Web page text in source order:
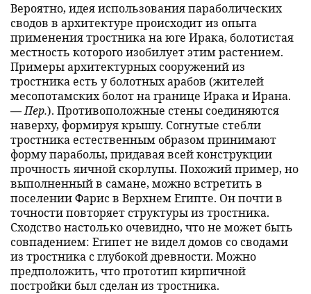
Вероятно, идея использования параболических
сводов в архитектуре происходит из опыта
применения тростника на юге Ирака, болотистая
местность которого изобилует этим растением.
Примеры архитектурных сооружений из
тростника есть у болотных арабов (жителей
месопотамских болот на границе Ирака и Ирана.
— Пер.). Противоположные стены соединяются
наверху, формируя крышу. Согнутые стебли
тростника естественным образом принимают
форму параболы, придавая всей конструкции
прочность яичной скорлупы. Похожий пример, но
выполненный в самане, можно встретить в
поселении Фарис в Верхнем Египте. Он почти в
точности повторяет структуры из тростника.
Сходство настолько очевидно, что не может быть
совпадением: Египет не видел домов со сводами
из тростника с глубокой древности. Можно
предположить, что прототип кирпичной
постройки был сделан из тростника.